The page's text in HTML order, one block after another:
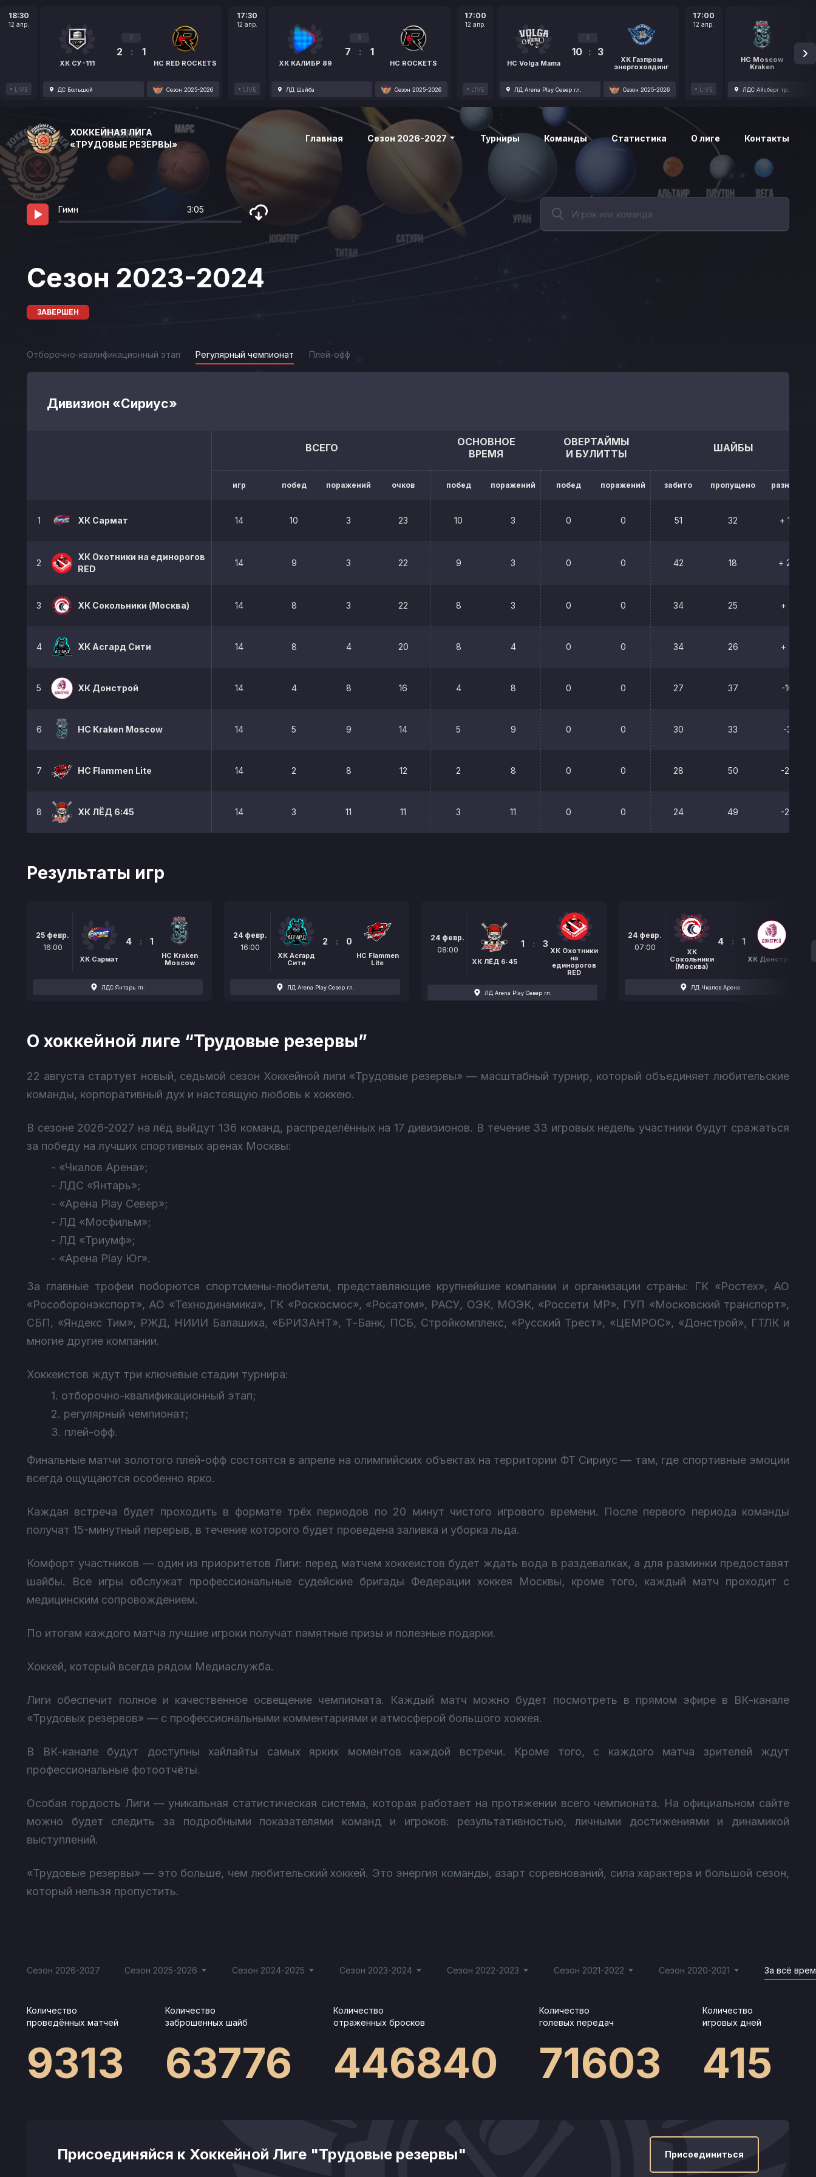
18:30
12 апр.
LIVE
ХК СУ-111
3
2 : 1
HC RED ROCKETS
ДС Большой Сезон 2025-2026
17:30
12 апр.
LIVE
ХК КАЛИБР 89
3
7 : 1
HC ROCKETS
ЛД Шайба Сезон 2025-2026
17:00
12 апр.
LIVE
HC Volga Mama
3
10 : 3
ХК Газпром
энергохолдинг
ЛД Arena Play Север гл. Сезон 2025-2026
17:00
12 апр.
LIVE
HC Moscow
Kraken
1
ЛДС Айсберг тр.
ХОККЕЙНАЯ ЛИГА
«ТРУДОВЫЕ РЕЗЕРВЫ»
Главная Сезон 2026-2027 Турниры Команды Статистика О лиге Контакты
Гимн 3:05
Сезон 2023-2024
ЗАВЕРШЕН
Отборочно-квалификационный этап Регулярный чемпионат Плей-офф
Дивизион «Сириус»
ВСЕГО
игр побед поражений очков
ОСНОВНОЕ
ВРЕМЯ
побед поражений
ОВЕРТАЙМЫ
И БУЛИТТЫ
побед поражений
ШАЙБЫ
забито пропущено разница
1 ХК Сармат 14 10 3 23 10 3 0 0 51 32 + 19
2
ХК Охотники на единорогов
RED
14 9 3 22 9 3 0 0 42 18 + 24
3 ХК Сокольники (Москва) 14 8 3 22 8 3 0 0 34 25 + 9
4 ХК Асгард Сити 14 8 4 20 8 4 0 0 34 26 + 8
5 ХК Донстрой 14 4 8 16 4 8 0 0 27 37 -10
6 HC Kraken Moscow 14 5 9 14 5 9 0 0 30 33 -3
7 HC Flammen Lite 14 2 8 12 2 8 0 0 28 50 -22
8 ХК ЛЁД 6:45 14 3 11 11 3 11 0 0 24 49 -25
Результаты игр
25 февр.
16:00
ХК Сармат
4 : 1
HC Kraken
Moscow
ЛДС Янтарь гл.
24 февр.
16:00
ХК Асгард
Сити
2 : 0
HC Flammen
Lite
ЛД Arena Play Север гл.
24 февр.
08:00
ХК ЛЁД 6:45
1 : 3
ХК Охотники
на
единорогов
RED
ЛД Arena Play Север гл.
24 февр.
07:00
ХК
Сокольники
(Москва)
4 : 1
ХК Донстрой
ЛД Чкалов Арена
О хоккейной лиге “Трудовые резервы”
22 августа стартует новый, седьмой сезон Хоккейной лиги «Трудовые резервы» — масштабный турнир, который объединяет любительские
команды, корпоративный дух и настоящую любовь к хоккею.
В сезоне 2026-2027 на лёд выйдут 136 команд, распределённых на 17 дивизионов. В течение 33 игровых недель участники будут сражаться
за победу на лучших спортивных аренах Москвы:
- «Чкалов Арена»;
- ЛДС «Янтарь»;
- «Арена Play Север»;
- ЛД «Мосфильм»;
- ЛД «Триумф»;
- «Арена Play Юг».
За главные трофеи поборются спортсмены-любители, представляющие крупнейшие компании и организации страны: ГК «Ростех», АО
«Рособоронэкспорт», АО «Технодинамика», ГК «Роскосмос», «Росатом», РАСУ, ОЭК, МОЭК, «Россети МР», ГУП «Московский транспорт»,
СБП, «Яндекс Тим», РЖД, НИИИ Балашиха, «БРИЗАНТ», Т-Банк, ПСБ, Стройкомплекс, «Русский Трест», «ЦЕМРОС», «Донстрой», ГТЛК и
многие другие компании.
Хоккеистов ждут три ключевые стадии турнира:
1. отборочно-квалификационный этап;
2. регулярный чемпионат;
3. плей-офф.
Финальные матчи золотого плей-офф состоятся в апреле на олимпийских объектах на территории ФТ Сириус — там, где спортивные эмоции
всегда ощущаются особенно ярко.
Каждая встреча будет проходить в формате трёх периодов по 20 минут чистого игрового времени. После первого периода команды
получат 15-минутный перерыв, в течение которого будет проведена заливка и уборка льда.
Комфорт участников — один из приоритетов Лиги: перед матчем хоккеистов будет ждать вода в раздевалках, а для разминки предоставят
шайбы. Все игры обслужат профессиональные судейские бригады Федерации хоккея Москвы, кроме того, каждый матч проходит с
медицинским сопровождением.
По итогам каждого матча лучшие игроки получат памятные призы и полезные подарки.
Хоккей, который всегда рядом Медиаслужба.
Лиги обеспечит полное и качественное освещение чемпионата. Каждый матч можно будет посмотреть в прямом эфире в ВК-канале
«Трудовых резервов» — с профессиональными комментариями и атмосферой большого хоккея.
В ВК-канале будут доступны хайлайты самых ярких моментов каждой встречи. Кроме того, с каждого матча зрителей ждут
профессиональные фотоотчёты.
Особая гордость Лиги — уникальная статистическая система, которая работает на протяжении всего чемпионата. На официальном сайте
можно будет следить за подробными показателями команд и игроков: результативностью, личными достижениями и динамикой
выступлений.
«Трудовые резервы» — это больше, чем любительский хоккей. Это энергия команды, азарт соревнований, сила характера и большой сезон,
который нельзя пропустить.
Сезон 2026-2027 Сезон 2025-2026 Сезон 2024-2025 Сезон 2023-2024 Сезон 2022-2023 Сезон 2021-2022 Сезон 2020-2021 За всё
Количество
проведённых матчей
9313
Количество
заброшенных шайб
63776
Количество
отраженных бросков
446840
Количество
голевых передач
71603
Количество
игровых дней
415
Присоединяйся к Хоккейной Лиге "Трудовые резервы" Присоединиться